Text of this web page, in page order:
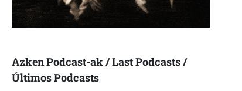
Azken Podcast-ak / Last Podcasts /
Últimos Podcasts